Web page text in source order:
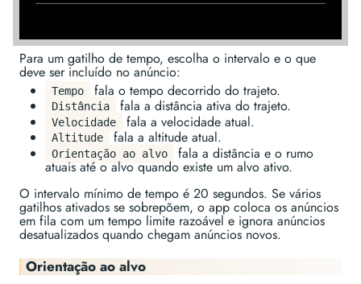
Para um gatilho de tempo, escolha o intervalo e o que
deve ser incluído no anúncio:
Tempo fala o tempo decorrido do trajeto.
Distância fala a distância ativa do trajeto.
Velocidade fala a velocidade atual.
Altitude fala a altitude atual.
Orientação ao alvo fala a distância e o rumo
atuais até o alvo quando existe um alvo ativo.
O intervalo mínimo de tempo é 20 segundos. Se vários
gatilhos ativados se sobrepõem, o app coloca os anúncios
em fila com um tempo limite razoável e ignora anúncios
desatualizados quando chegam anúncios novos.
Orientação ao alvo